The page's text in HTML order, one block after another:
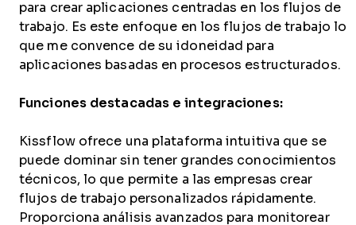
para crear aplicaciones centradas en los flujos de
trabajo. Es este enfoque en los flujos de trabajo lo
que me convence de su idoneidad para
aplicaciones basadas en procesos estructurados.
Funciones destacadas e integraciones:
Kissflow ofrece una plataforma intuitiva que se
puede dominar sin tener grandes conocimientos
técnicos, lo que permite a las empresas crear
flujos de trabajo personalizados rápidamente.
Proporciona análisis avanzados para monitorear